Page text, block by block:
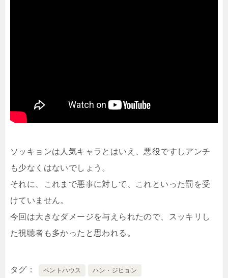
ソッキョンは人気キャラとはいえ、悪役ですしアンチ
も少なくはないでしょう。
それに、これまで悪事に対して、これといった罰を受
けていません。
今回は大きなダメージを与えられたので、スッキリし
た視聴者も多かったと思われる。
タグ ペントハウス ハン・ジヒョン